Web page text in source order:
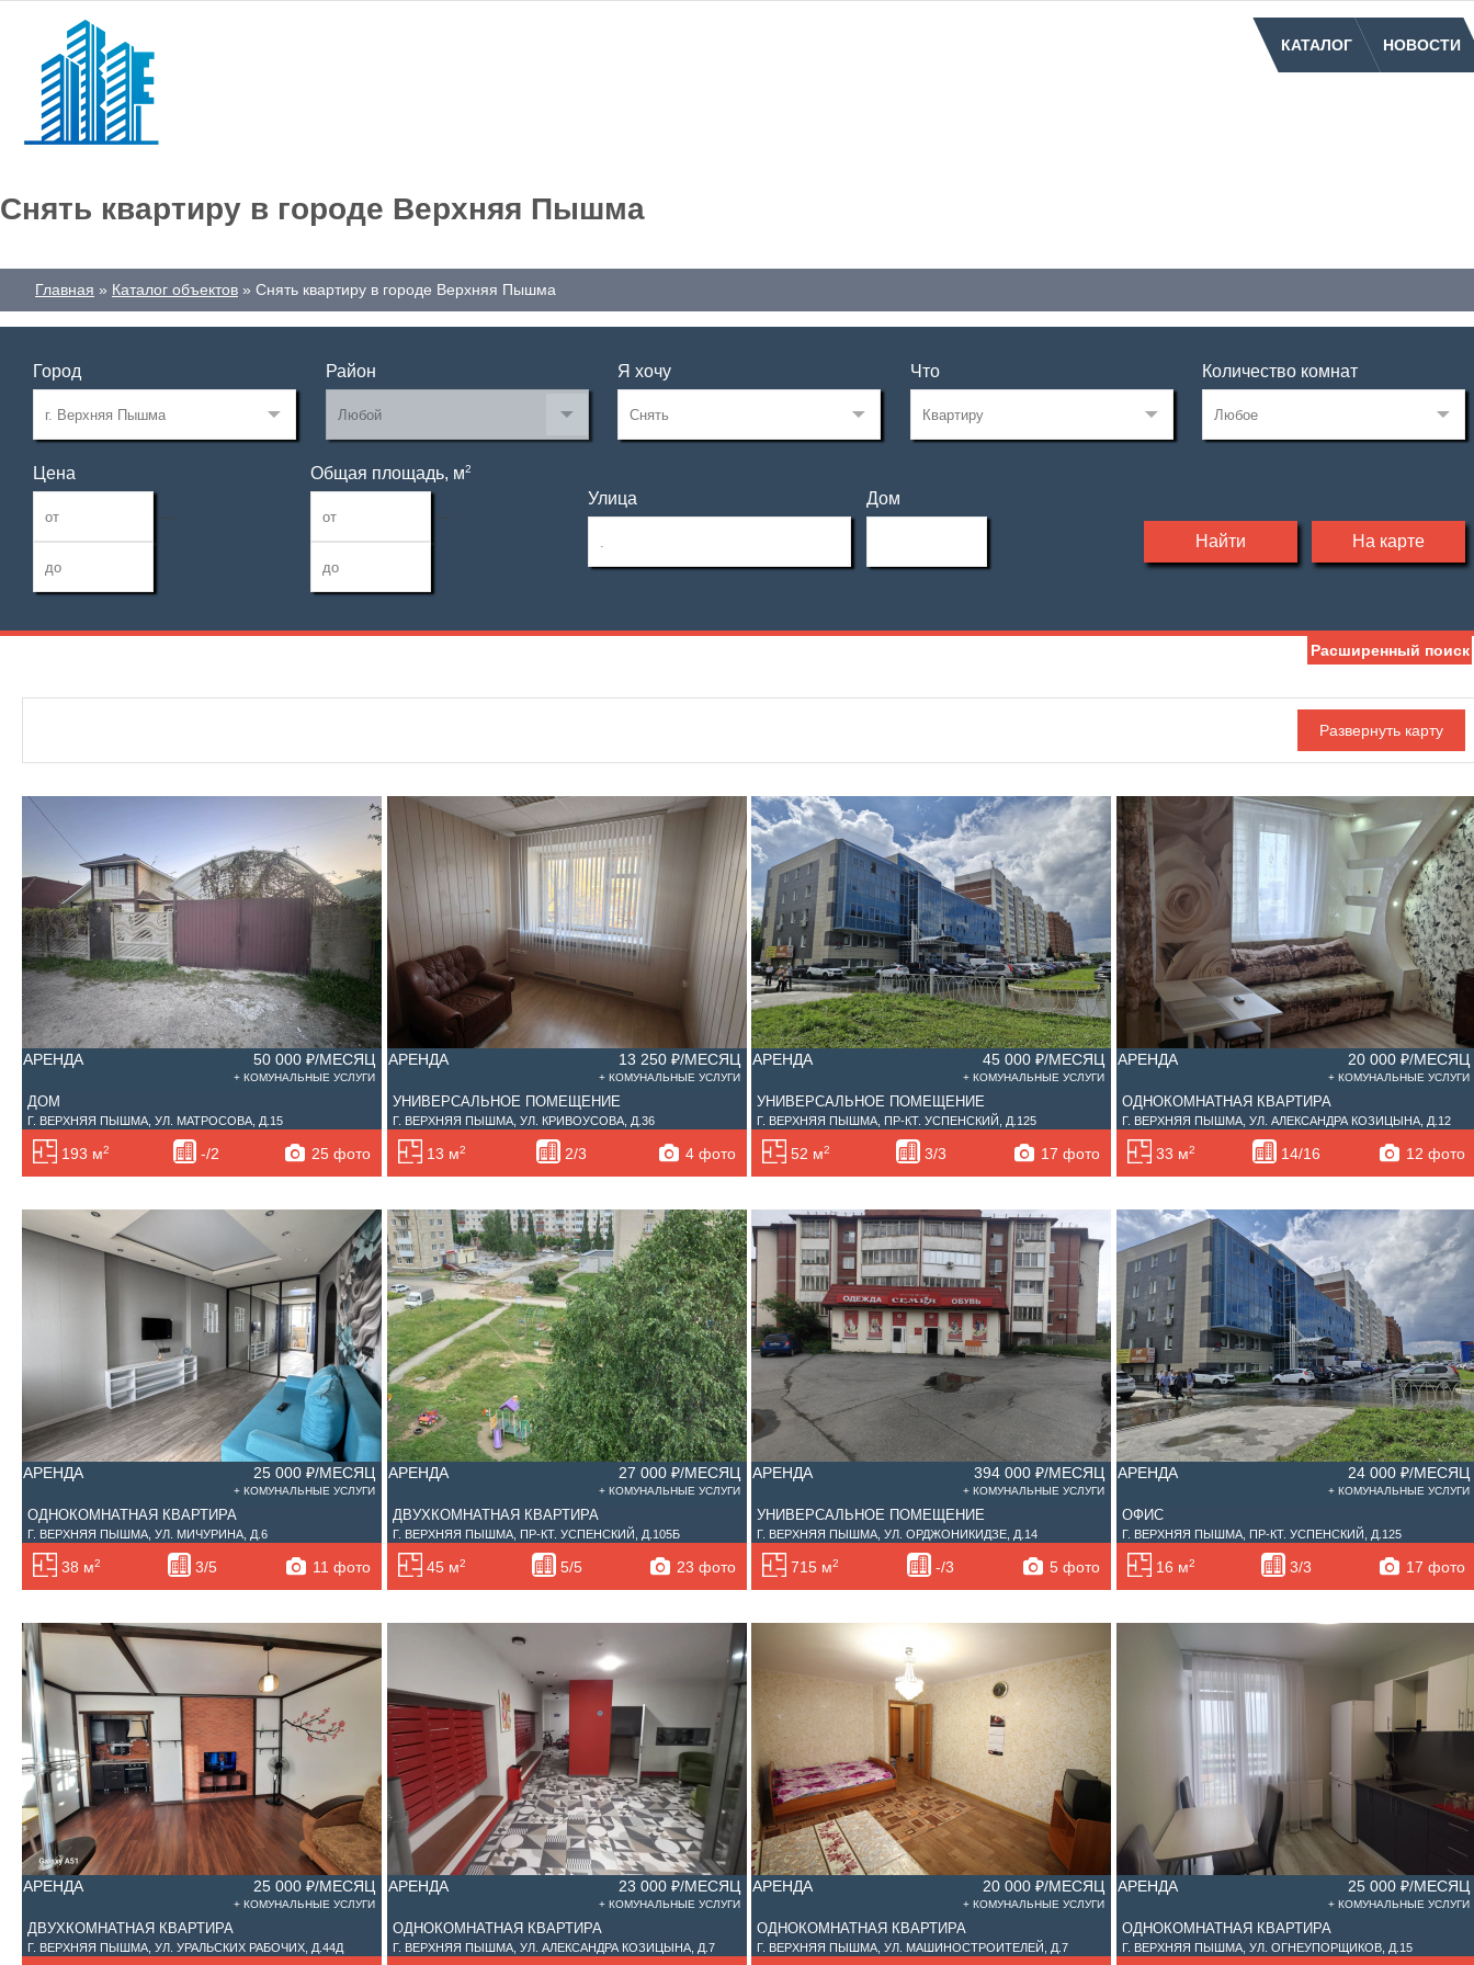
КАТАЛОГ НОВОСТИ
Снять квартиру в городе Верхняя Пышма
Главная Каталог объектов Снять квартиру в городе Верхняя Пышма
Город Район Я хочу Что Количество комнат
Цена
—
Общая площадь, м2
—
Улица Дом
Найти На карте
—
Лоджий
—
Не первый
Не последний
Тип дома
Холодильник
Расширенный поиск
АРЕНДА 50 000 ₽/МЕСЯЦ
+ КОМУНАЛЬНЫЕ УСЛУГИ
ДОМ
Г. ВЕРХНЯЯ ПЫШМА, УЛ. МАТРОСОВА, Д.15
193 м2 -/2 25 фото
АРЕНДА 13 250 ₽/МЕСЯЦ
+ КОМУНАЛЬНЫЕ УСЛУГИ
УНИВЕРСАЛЬНОЕ ПОМЕЩЕНИЕ
Г. ВЕРХНЯЯ ПЫШМА, УЛ. КРИВОУСОВА, Д.36
13 м2 2/3 4 фото
АРЕНДА 45 000 ₽/МЕСЯЦ
+ КОМУНАЛЬНЫЕ УСЛУГИ
УНИВЕРСАЛЬНОЕ ПОМЕЩЕНИЕ
Г. ВЕРХНЯЯ ПЫШМА, ПР-КТ. УСПЕНСКИЙ, Д.125
52 м2 3/3 17 фото
АРЕНДА 20 000 ₽/МЕСЯЦ
+ КОМУНАЛЬНЫЕ УСЛУГИ
ОДНОКОМНАТНАЯ КВАРТИРА
Г. ВЕРХНЯЯ ПЫШМА, УЛ. АЛЕКСАНДРА КОЗИЦЫНА, Д.12
33 м2 14/16 12 фото
АРЕНДА 25 000 ₽/МЕСЯЦ
+ КОМУНАЛЬНЫЕ УСЛУГИ
ОДНОКОМНАТНАЯ КВАРТИРА
Г. ВЕРХНЯЯ ПЫШМА, УЛ. МИЧУРИНА, Д.6
38 м2 3/5 11 фото
АРЕНДА 27 000 ₽/МЕСЯЦ
+ КОМУНАЛЬНЫЕ УСЛУГИ
ДВУХКОМНАТНАЯ КВАРТИРА
Г. ВЕРХНЯЯ ПЫШМА, ПР-КТ. УСПЕНСКИЙ, Д.105Б
45 м2 5/5 23 фото
АРЕНДА 394 000 ₽/МЕСЯЦ
+ КОМУНАЛЬНЫЕ УСЛУГИ
УНИВЕРСАЛЬНОЕ ПОМЕЩЕНИЕ
Г. ВЕРХНЯЯ ПЫШМА, УЛ. ОРДЖОНИКИДЗЕ, Д.14
715 м2 -/3 5 фото
АРЕНДА 24 000 ₽/МЕСЯЦ
+ КОМУНАЛЬНЫЕ УСЛУГИ
ОФИС
Г. ВЕРХНЯЯ ПЫШМА, ПР-КТ. УСПЕНСКИЙ, Д.125
16 м2 3/3 17 фото
АРЕНДА 25 000 ₽/МЕСЯЦ
+ КОМУНАЛЬНЫЕ УСЛУГИ
ДВУХКОМНАТНАЯ КВАРТИРА
Г. ВЕРХНЯЯ ПЫШМА, УЛ. УРАЛЬСКИХ РАБОЧИХ, Д.44Д
АРЕНДА 23 000 ₽/МЕСЯЦ
+ КОМУНАЛЬНЫЕ УСЛУГИ
ОДНОКОМНАТНАЯ КВАРТИРА
Г. ВЕРХНЯЯ ПЫШМА, УЛ. АЛЕКСАНДРА КОЗИЦЫНА, Д.7
АРЕНДА 20 000 ₽/МЕСЯЦ
+ КОМУНАЛЬНЫЕ УСЛУГИ
ОДНОКОМНАТНАЯ КВАРТИРА
Г. ВЕРХНЯЯ ПЫШМА, УЛ. МАШИНОСТРОИТЕЛЕЙ, Д.7
АРЕНДА 25 000 ₽/МЕСЯЦ
+ КОМУНАЛЬНЫЕ УСЛУГИ
ОДНОКОМНАТНАЯ КВАРТИРА
Г. ВЕРХНЯЯ ПЫШМА, УЛ. ОГНЕУПОРЩИКОВ, Д.15